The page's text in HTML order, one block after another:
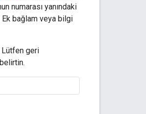
numarası yanındaki
Ek bağlam veya bilgi
Lütfen geri